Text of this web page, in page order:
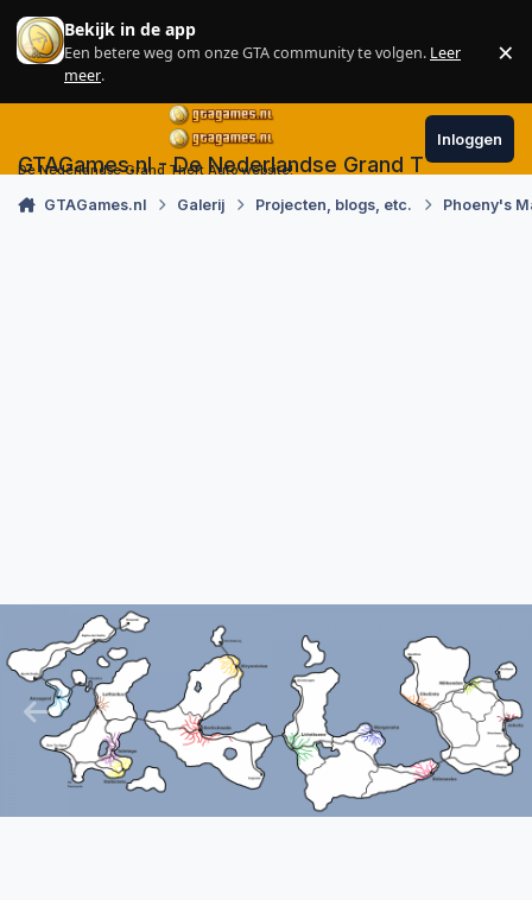
Skip to content
Bekijk in de app
Een betere weg om onze GTA community te volgen. Leer
meer.
×
GTAGames.nl - De Nederlandse Grand Theft Auto
De Nederlandse Grand Theft Auto website!
Inloggen
GTAGames.nl Galerij Projecten, blogs, etc. Phoeny's